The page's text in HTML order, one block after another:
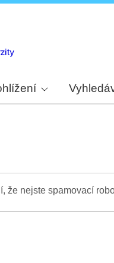
že nejste spamovací